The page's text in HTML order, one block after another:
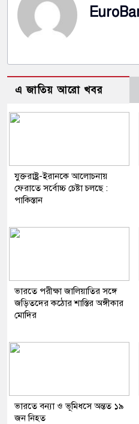
এ জাতিয় আরো খবর
যুক্তরাষ্ট্র-ইরানকে আলোচনায়
ফেরাতে সর্বোচ্চ চেষ্টা চলছে :
পাকিস্তান
ভারতে পরীক্ষা জালিয়াতির সঙ্গে
জড়িতদের কঠোর শাস্তির অঙ্গীকার
মোদির
ভারতে বন্যা ও ভূমিধসে অন্তত ১৯
জন নিহত